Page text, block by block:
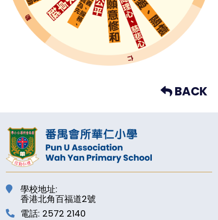
BACK
學校地址:
香港北角百福道2號
電話: 2572 2140